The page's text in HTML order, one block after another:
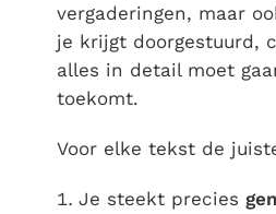
vergaderingen, maar
je krijgt doorgestuurd,
alles in detail moet
toekomt.
Voor elke tekst de
Je steekt precies